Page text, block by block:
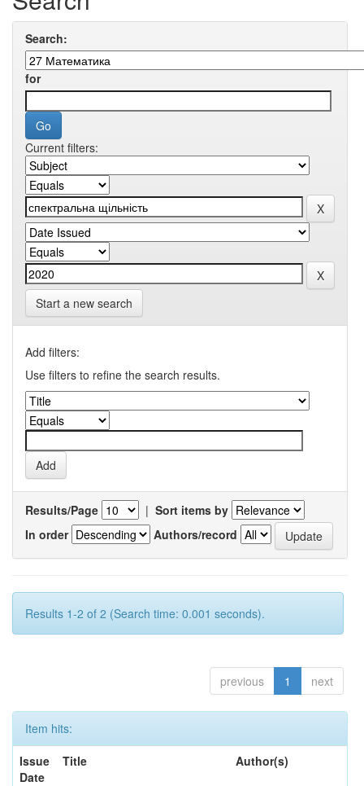
Search:
for
Current filters:
Start a new search
Add filters:
Use filters to refine the search results.
Results/Page | Sort items by
In order
Authors/record
Results 1-2 of 2 (Search time: 0.001 seconds).
previous 1 next
Item hits:
Issue
Date
Title Author(s)